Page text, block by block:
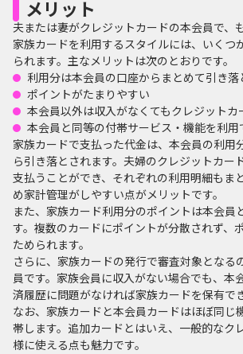
メリット
夫または妻がクレジットカードの本会員で、
家族カードを利用するスタイルには、いくつ
られます。主なメリットは次のとおりです。
利用分は本会員の口座からまとめて引き落
ポイントがたまりやすい
本会員以外は収入がなくてもクレジットカ
本会員と同等の付帯サービス・機能を利用
家族カードで支払った代金は、本会員の利用
ら引き落とされます。夫婦のクレジットカー
支払うことができ、それぞれの利用明細もま
め家計管理がしやすい点がメリットです。
また、家族カード利用分のポイントは本会員
す。複数のカードにポイントが分散されず、
ためられます。
さらに、家族カードの発行で審査対象となる
員です。家族会員に収入がない場合でも、本
済履歴に問題がなければ家族カードを保有で
なお、家族カードと本会員カードはほぼ同じ
帯します。追加カードとはいえ、一般的なク
様に使える点も魅力です。